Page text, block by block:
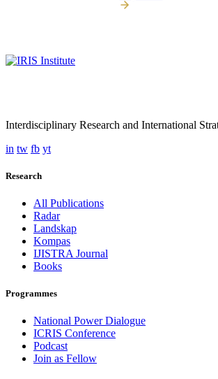
Interdisciplinary Research and International
in tw fb yt
Research
All Publications
Radar
Landskap
Kompas
IJISTRA Journal
Books
Programmes
National Power Dialogue
ICRIS Conference
Podcast
Join as Fellow